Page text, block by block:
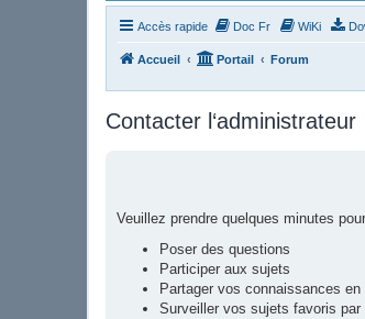
Accès rapide Doc Fr WiKi
Accueil Portail Forum
Contacter l‘administrateur
Veuillez prendre quelques minutes
Poser des questions
Participer aux sujets
Partager vos connaissances
Surveiller vos sujets favoris par